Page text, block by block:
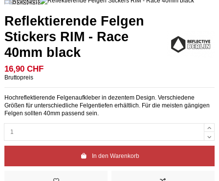
Reflektierende Felgen
Stickers RIM - Race
40mm black
16,90 CHF
Bruttopreis
Hochreflektierende Felgenaufkleber in dezentem Design. Verschiedene
Größen für unterschiedliche Felgentiefen erhältlich. Für die meisten gängigen
Felgen sollten 40mm passend sein.
In den Warenkorb